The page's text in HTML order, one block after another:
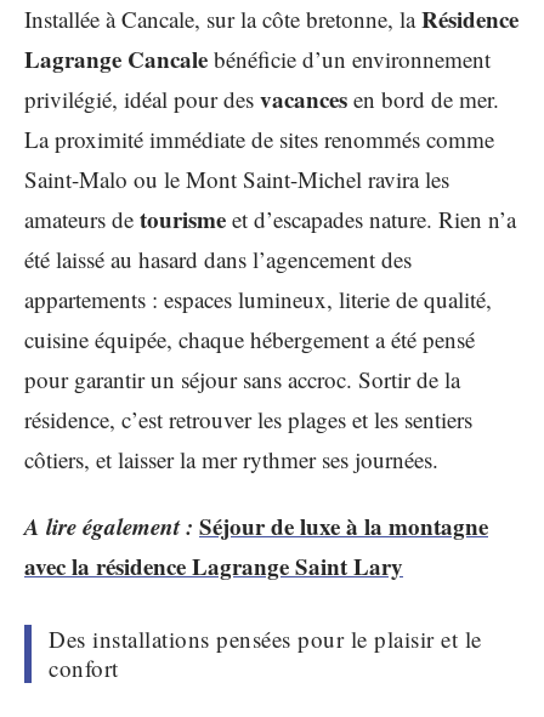
Installée à Cancale, sur la côte bretonne, laRésidence
Lagrange Cancale bénéficie d’un environnement
privilégié, idéal pour des vacances en bord de mer.
La proximité immédiate de sites renommés comme
Saint-Malo ou le Mont Saint-Michel ravira les
amateurs de tourisme et d’escapades nature. Rien n’a
été laissé au hasard dans l’agencement des
appartements : espaces lumineux, literie de qualité,
cuisine équipée, chaque hébergement a été pensé
pour garantir un séjour sans accroc. Sortir de la
résidence, c’est retrouver les plages et les sentiers
côtiers, et laisser la mer rythmer ses journées.
A lire également : Séjour de luxe à la montagne
avec la résidence Lagrange Saint Lary
Des installations pensées pour le plaisir et le
confort